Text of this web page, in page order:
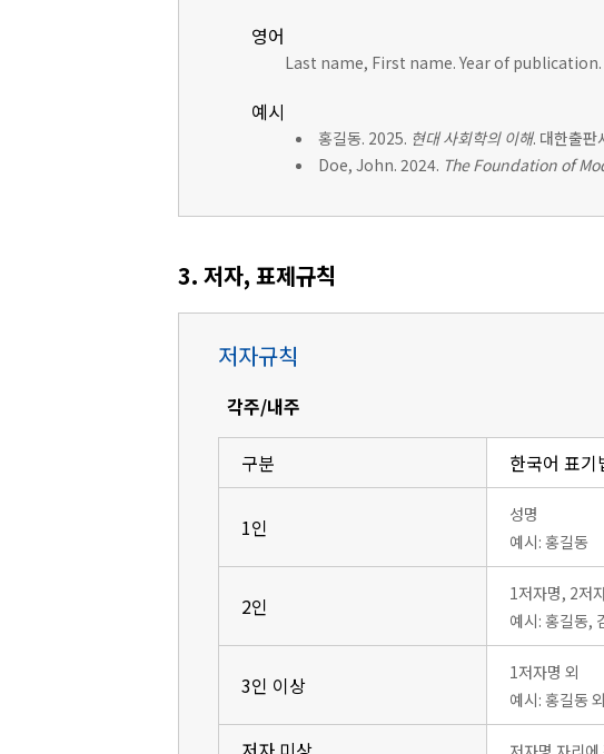
영어
Last name, First name. Year of publication.
예시
홍길동. 2025. 현대 사회학의 이해. 대한출판
Doe, John. 2024. The Foundation of
3. 저자, 표제규칙
저자규칙
각주/내주
구분 한국어 표기
1인
성명
예시: 홍길동
2인
1저자명, 2저
예시: 홍길동,
3인 이상
1저자명 외
예시: 홍길동 외